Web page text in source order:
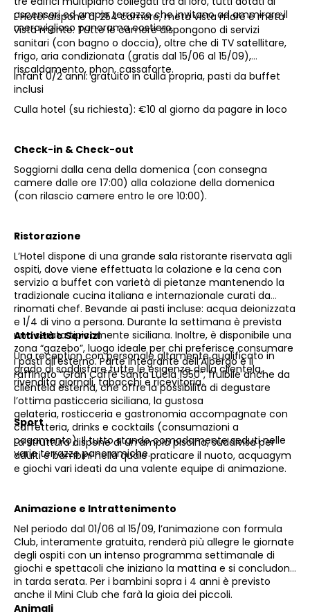
ascensori ed ampie terrazze che invitano ad ammirare il
meraviglioso panorama costiero.
L'Hotel dispone di 254 camere, metà vista mare e metà
vista monte. Tutte le camere dispongono di servizi
sanitari (con bagno o doccia), oltre che di TV satellitare,
frigo, aria condizionata (gratis dal 15/06 al 15/09),
riscaldamento, phon, cassaforte.
Infant 0/2 anni: gratuito in culla propria, pasti da buffet
inclusi
Culla hotel (su richiesta): €10 al giorno da pagare in loco
Check-in & Check-out
Soggiorni dalla cena della domenica (con consegna
camere dalle ore 17:00) alla colazione della domenica
(con rilascio camere entro le ore 10:00).
Ristorazione
L’Hotel dispone di una grande sala ristorante riservata agli
ospiti, dove viene effettuata la colazione e la cena con
servizio a buffet con varietà di pietanze mantenendo la
tradizionale cucina italiana e internazionale curati da
rinomati chef. Bevande ai pasti incluse: acqua deionizzata
e 1/4 di vino a persona. Durante la settimana è prevista
una serata tipicamente siciliana. Inoltre, è disponibile una
zona “gazebo”, luogo ideale per chi preferisce consumare
i pasti all'esterno. Parte integrante dell’Albergo è il
raffinato “Gran Caffe Santa Lucia 1950”, fruibile anche da
clientela esterna, che offre la possibilità di degustare
l’ottima pasticceria siciliana, la gustosa
gelateria, rosticceria e gastronomia accompagnate con
caffetteria, drinks e cocktails (consumazioni a
pagamento). Il tutto stando comodamente seduti nelle
varie terrazze panoramiche.
Attività e Servizi
Una reception con personale altamente qualificato in
grado di soddisfare tutte le esigenze della clientela,
rivendita giornali, tabacchi e ricevitoria.
Sport
La struttura dispone di un’ampia piscina, suddivisa per
adulti e bambini nella quale praticare il nuoto, acquagym
e giochi vari ideati da una valente equipe di animazione.
Animazione e Intrattenimento
Nel periodo dal 01/06 al 15/09, l’animazione con formula
Club, interamente gratuita, renderà più allegre le giornate
degli ospiti con un intenso programma settimanale di
giochi e spettacoli che iniziano la mattina e si concludono
in tarda serata. Per i bambini sopra i 4 anni è previsto
anche il Mini Club che farà la gioia dei piccoli.
Animali